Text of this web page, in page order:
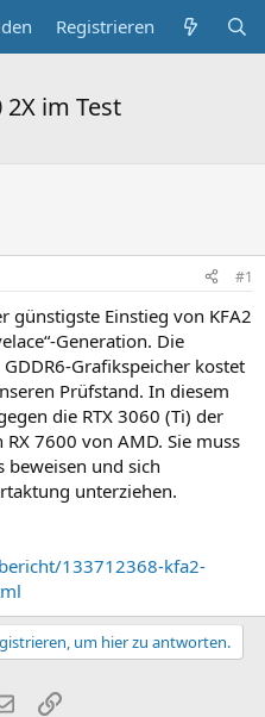
Registrieren
2X im Test
#1
günstigste Einstieg von KFA2
Generation. Die
Grafikspeicher kostet
Prüfstand. In diesem
die RTX 3060 (Ti) der
7600 von AMD. Sie muss
beweisen und sich
unterziehen.
133712368-kfa2-
um hier zu antworten.
E-MailLink